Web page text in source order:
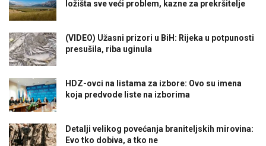
ložišta sve veći problem, kazne za prekršitelje
(VIDEO) Užasni prizori u BiH: Rijeka u potpunosti
presušila, riba uginula
HDZ-ovci na listama za izbore: Ovo su imena
koja predvode liste na izborima
Detalji velikog povećanja braniteljskih mirovina:
Evo tko dobiva, a tko ne